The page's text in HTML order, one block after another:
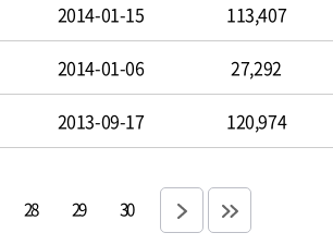
2014-01-15 113,407
2014-01-06 27,292
2013-09-17 120,974
28 29 30